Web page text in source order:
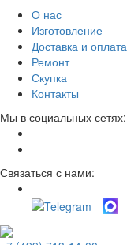
О нас
Изготовление
Доставка и оплата
Ремонт
Скупка
Контакты
Мы в социальных сетях:
Связаться с нами: